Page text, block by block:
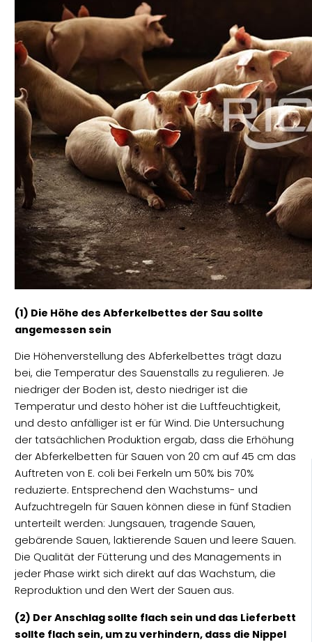
(1) Die Höhe des Abferkelbettes der Sau sollte
angemessen sein
Die Höhenverstellung des Abferkelbettes trägt dazu
bei, die Temperatur des Sauenstalls zu regulieren. Je
niedriger der Boden ist, desto niedriger ist die
Temperatur und desto höher ist die Luftfeuchtigkeit,
und desto anfälliger ist er für Wind. Die Untersuchung
der tatsächlichen Produktion ergab, dass die Erhöhung
der Abferkelbetten für Sauen von 20 cm auf 45 cm das
Auftreten von E. coli bei Ferkeln um 50% bis 70%
reduzierte. Entsprechend den Wachstums- und
Aufzuchtregeln für Sauen können diese in fünf Stadien
unterteilt werden: Jungsauen, tragende Sauen,
gebärende Sauen, laktierende Sauen und leere Sauen.
Die Qualität der Fütterung und des Managements in
jeder Phase wirkt sich direkt auf das Wachstum, die
Reproduktion und den Wert der Sauen aus.
(2) Der Anschlag sollte flach sein und das Lieferbett
sollte flach sein, um zu verhindern, dass die Nippel